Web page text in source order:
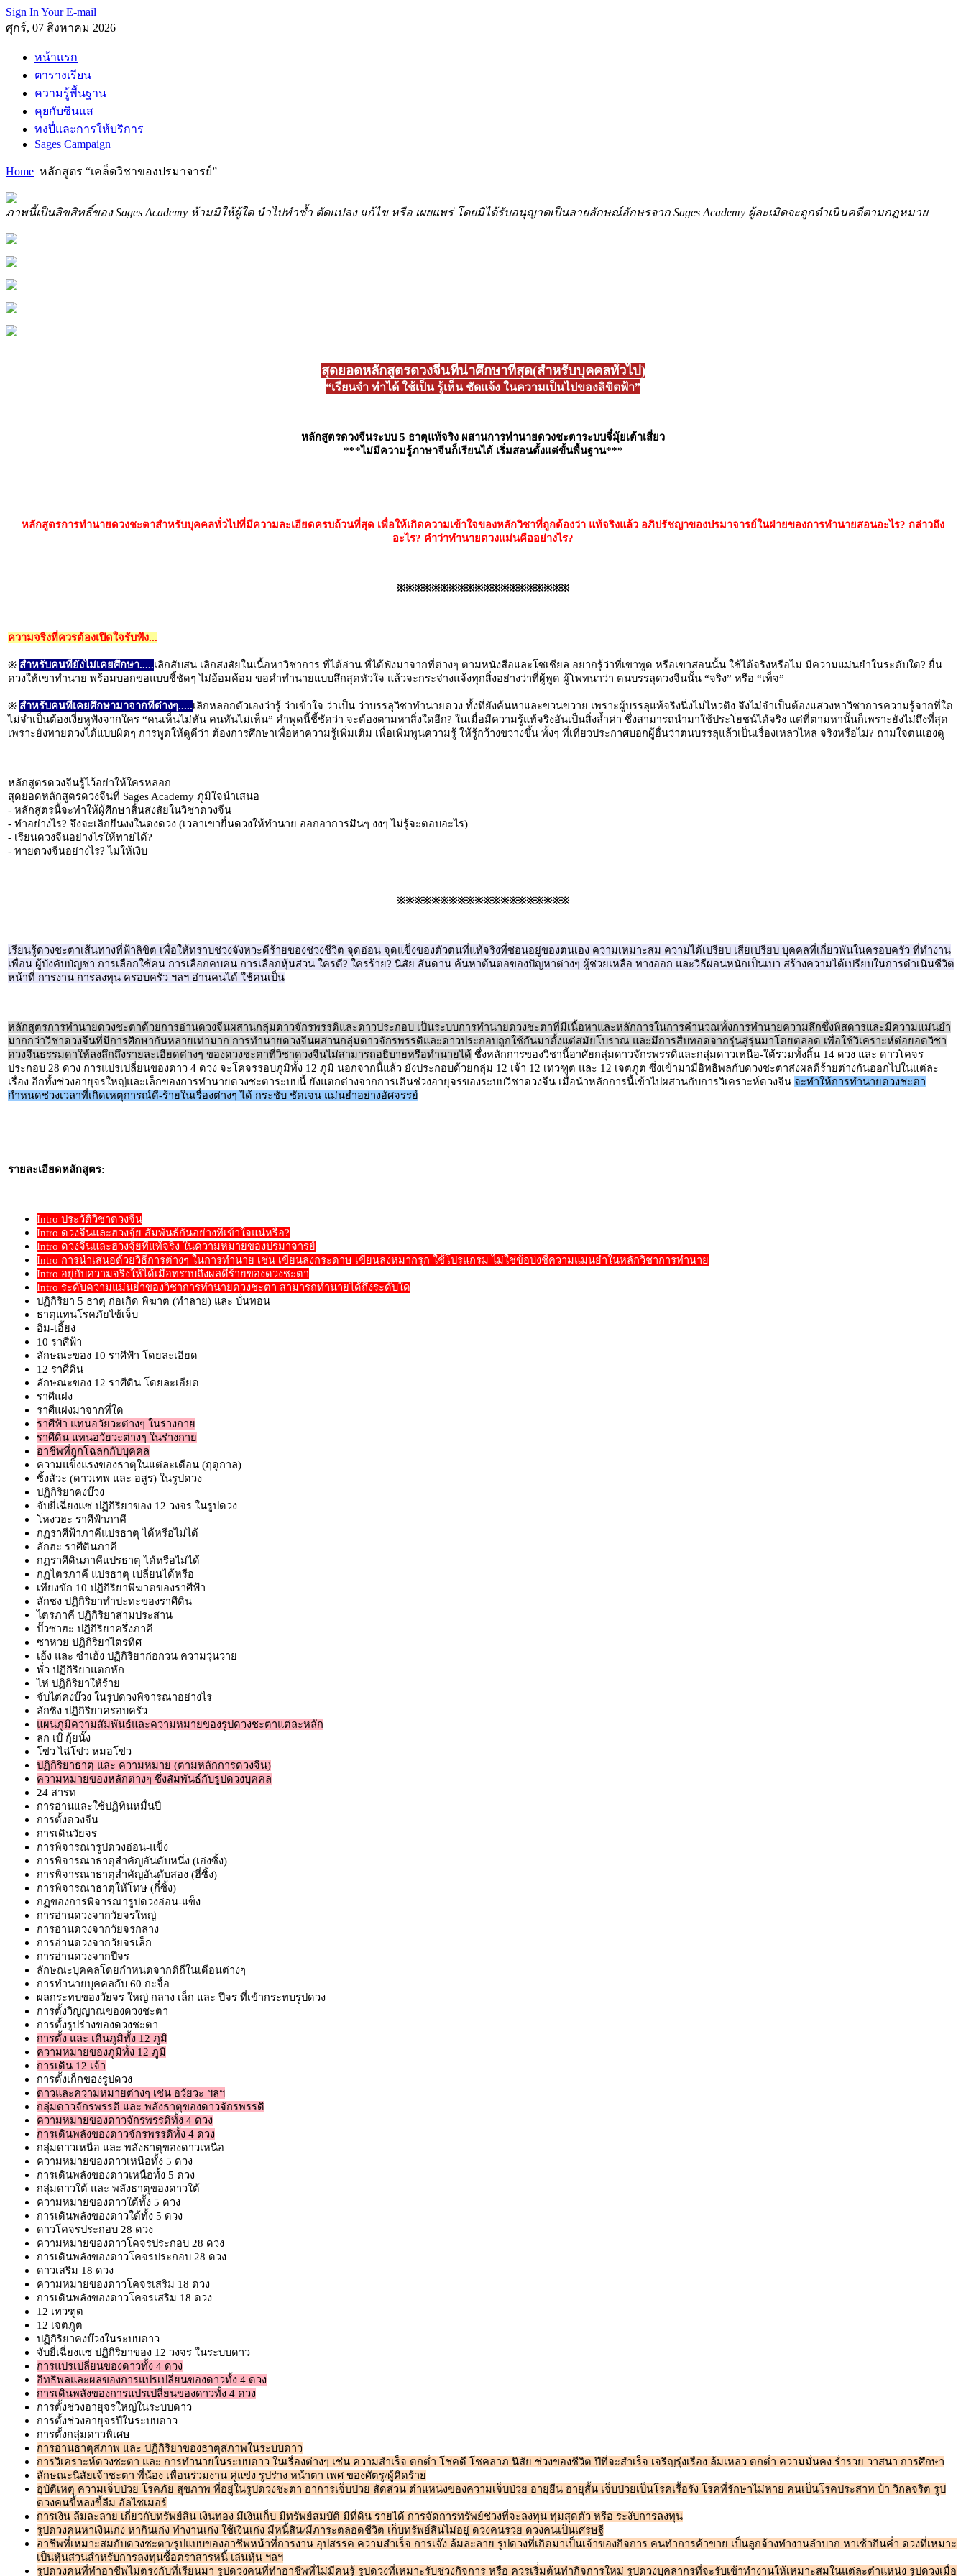
Sign In Your E-mail
ศุกร์, 07 สิงหาคม 2026
หน้าแรก
ตารางเรียน
ความรู้พื้นฐาน
คุยกับซินแส
ทงปี่และการให้บริการ
Sages Campaign
Home หลักสูตร “เคล็ดวิชาของปรมาจารย์”
ภาพนี้เป็นลิขสิทธิ์ของ Sages Academy ห้ามมิให้ผู้ใด นำไปทำซ้ำ ดัดแปลง แก้ไข หรือ เผยแพร่ โดยมิได้รับอนุญาตเป็นลายลักษณ์อักษรจาก Sages Academy ผู้ละเมิดจะถูกดำเนินคดีตามกฎหมาย
สุดยอดหลักสูตรดวงจีนที่น่าศึกษาที่สุด(สำหรับบุคคลทั่วไป)
“เรียนจำ ทำได้ ใช้เป็น รู้เห็น ชัดแจ้ง ในความเป็นไปของลิขิตฟ้า”
หลักสูตรดวงจีนระบบ 5 ธาตุแท้จริง ผสานการทำนายดวงชะตาระบบจี๋มุ้ยเต้าเสี่ยว
***ไม่มีความรู้ภาษาจีนก็เรียนได้ เริ่มสอนตั้งแต่ขั้นพื้นฐาน***
หลักสูตรการทำนายดวงชะตาสำหรับบุคคลทั่วไปที่มีความละเอียดครบถ้วนที่สุด เพื่อให้เกิดความเข้าใจของหลักวิชาที่ถูกต้องว่า แท้จริงแล้ว อภิปรัชญาของปรมาจารย์ในฝ่ายของการทำนายสอนอะไร? กล่าวถึง
อะไร? คำว่าทำนายดวงแม่นคืออย่างไร?
※※※※※※※※※※※※※※※※※※※※
ความจริงที่ควรต้องเปิดใจรับฟัง...
※ สำหรับคนที่ยังไม่เคยศึกษา.....เลิกสับสน เลิกสงสัยในเนื้อหาวิชาการ ที่ได้อ่าน ที่ได้ฟังมาจากที่ต่างๆ ตามหนังสือและโซเชียล อยากรู้ว่าที่เขาพูด หรือเขาสอนนั้น ใช้ได้จริงหรือไม่ มีความแม่นยำในระดับใด? ยื่น
ดวงให้เขาทำนาย พร้อมบอกขอแบบชี้ชัดๆ ไม่อ้อมค้อม ขอคำทำนายแบบลึกสุดหัวใจ แล้วจะกระจ่างแจ้งทุกสิ่งอย่างว่าที่ผู้พูด ผู้โพทนาว่า ตนบรรลุดวงจีนนั้น “จริง” หรือ “เท็จ”
※ สำหรับคนที่เคยศึกษามาจากที่ต่างๆ.....เลิกหลอกตัวเองว่ารู้ ว่าเข้าใจ ว่าเป็น ว่าบรรลุวิชาทำนายดวง ทั้งที่ยังค้นหาและขวนขวาย เพราะผู้บรรลุแท้จริงนิ่งไม่ไหวติง จึงไม่จำเป็นต้องแสวงหาวิชาการความรู้จากที่ใด
ไม่จำเป็นต้องเงี่ยหูฟังจากใคร “คนเห็นไม่หัน คนหันไม่เห็น” คำพูดนี้ชี้ชัดว่า จะต้องตามหาสิ่งใดอีก? ในเมื่อมีความรู้แท้จริงอันเป็นสิ่งล้ำค่า ซึ่งสามารถนำมาใช้ประโยชน์ได้จริง แต่ที่ตามหานั้นก็เพราะยังไม่ถึงที่สุด
เพราะยังทายดวงได้แบบผิดๆ การพูดให้ดูดีว่า ต้องการศึกษาเพื่อหาความรู้เพิ่มเติม เพื่อเพิ่มพูนความรู้ ให้รู้กว้างขวางขึ้น ทั้งๆ ที่เที่ยวประกาศบอกผู้อื่นว่าตนบรรลุแล้วเป็นเรื่องเหลวไหล จริงหรือไม่? ถามใจตนเองดู
หลักสูตรดวงจีนรู้ไว้อย่าให้ใครหลอก
สุดยอดหลักสูตรดวงจีนที่ Sages Academy ภูมิใจนำเสนอ
- หลักสูตรนี้จะทำให้ผู้ศึกษาสิ้นสงสัยในวิชาดวงจีน
- ทำอย่างไร? จึงจะเลิกยืนงงในดงดวง (เวลาเขายื่นดวงให้ทำนาย ออกอาการมึนๆ งงๆ ไม่รู้จะตอบอะไร)
- เรียนดวงจีนอย่างไรให้ทายได้?
- ทายดวงจีนอย่างไร? ไม่ให้เงิบ
※※※※※※※※※※※※※※※※※※※※
เรียนรู้ดวงชะตาเส้นทางที่ฟ้าลิขิต เพื่อให้ทราบช่วงจังหวะดีร้ายของช่วงชีวิต จุดอ่อน จุดแข็งของตัวตนที่แท้จริงที่ซ่อนอยู่ของตนเอง ความเหมาะสม ความได้เปรียบ เสียเปรียบ บุคคลที่เกี่ยวพันในครอบครัว ที่ทำงาน
เพื่อน ผู้บังคับบัญชา การเลือกใช้คน การเลือกคบคน การเลือกหุ้นส่วน ใครดี? ใครร้าย? นิสัย สันดาน ค้นหาต้นตอของปัญหาต่างๆ ผู้ช่วยเหลือ ทางออก และวิธีผ่อนหนักเป็นเบา สร้างความได้เปรียบในการดำเนินชีวิต
หน้าที่ การงาน การลงทุน ครอบครัว ฯลฯ อ่านคนได้ ใช้คนเป็น
หลักสูตรการทำนายดวงชะตาด้วยการอ่านดวงจีนผสานกลุ่มดาวจักรพรรดิและดาวประกอบ เป็นระบบการทำนายดวงชะตาที่มีเนื้อหาและหลักการในการคำนวณทั้งการทำนายความลึกซึ้งพิสดารและมีความแม่นยำ
มากกว่าวิชาดวงจีนที่มีการศึกษากันหลายเท่ามาก การทำนายดวงจีนผสานกลุ่มดาวจักรพรรดิและดาวประกอบถูกใช้กันมาตั้งแต่สมัยโบราณ และมีการสืบทอดจากรุ่นสู่รุ่นมาโดยตลอด เพื่อใช้วิเคราะห์ต่อยอดวิชา
ดวงจีนธรรมดาให้ลงลึกถึงรายละเอียดต่างๆ ของดวงชะตาที่วิชาดวงจีนไม่สามารถอธิบายหรือทำนายได้ ซึ่งหลักการของวิชานี้อาศัยกลุ่มดาวจักรพรรดิและกลุ่มดาวเหนือ-ใต้รวมทั้งสิ้น 14 ดวง และ ดาวโคจร
ประกอบ 28 ดวง การแปรเปลี่ยนของดาว 4 ดวง จะโคจรรอบภูมิทั้ง 12 ภูมิ นอกจากนี้แล้ว ยังประกอบด้วยกลุ่ม 12 เจ้า 12 เทวฑูต และ 12 เจตภูต ซึ่งเข้ามามีอิทธิพลกับดวงชะตาส่งผลดีร้ายต่างกันออกไปในแต่ละ
เรื่อง อีกทั้งช่วงอายุจรใหญ่และเล็กของการทำนายดวงชะตาระบบนี้ ยังแตกต่างจากการเดินช่วงอายุจรของระบบวิชาดวงจีน เมื่อนำหลักการนี้เข้าไปผสานกับการวิเคราะห์ดวงจีน จะทำให้การทำนายดวงชะตา
กำหนดช่วงเวลาที่เกิดเหตุการณ์ดี-ร้ายในเรื่องต่างๆ ได้ กระชับ ชัดเจน แม่นยำอย่างอัศจรรย์
รายละเอียดหลักสูตร:
Intro ประวัติวิชาดวงจีน
Intro ดวงจีนและฮวงจุ้ย สัมพันธ์กันอย่างที่เข้าใจแน่หรือ?
Intro ดวงจีนและฮวงจุ้ยที่แท้จริง ในความหมายของปรมาจารย์
Intro การนำเสนอด้วยวิธีการต่างๆ ในการทำนาย เช่น เขียนลงกระดาษ เขียนลงหมากรุก ใช้โปรแกรม ไม่ใช่ข้อบ่งชี้ความแม่นยำในหลักวิชาการทำนาย
Intro อยู่กับความจริงให้ได้เมื่อทราบถึงผลดีร้ายของดวงชะตา
Intro ระดับความแม่นยำของวิชาการทำนายดวงชะตา สามารถทำนายได้ถึงระดับใด
ปฏิกิริยา 5 ธาตุ ก่อเกิด พิฆาต (ทำลาย) และ บั่นทอน
ธาตุแทนโรคภัยไข้เจ็บ
อิม-เอี้ยง
10 ราศีฟ้า
ลักษณะของ 10 ราศีฟ้า โดยละเอียด
12 ราศีดิน
ลักษณะของ 12 ราศีดิน โดยละเอียด
ราศีแฝง
ราศีแฝงมาจากที่ใด
ราศีฟ้า แทนอวัยวะต่างๆ ในร่างกาย
ราศีดิน แทนอวัยวะต่างๆ ในร่างกาย
อาชีพที่ถูกโฉลกกับบุคคล
ความแข็งแรงของธาตุในแต่ละเดือน (ฤดูกาล)
ซิ้งสัวะ (ดาวเทพ และ อสูร) ในรูปดวง
ปฏิกิริยาคงบ๊วง
จับยี่เฉี่ยงแซ ปฏิกิริยาของ 12 วงจร ในรูปดวง
โหงวฮะ ราศีฟ้าภาคี
กฏราศีฟ้าภาคีแปรธาตุ ได้หรือไม่ได้
ลักฮะ ราศีดินภาคี
กฏราศีดินภาคีแปรธาตุ ได้หรือไม่ได้
กฏไตรภาคี แปรธาตุ เปลี่ยนได้หรือ
เทียงขัก 10 ปฏิกิริยาพิฆาตของราศีฟ้า
ลักชง ปฏิกิริยาทำปะทะของราศีดิน
ไตรภาคี ปฏิกิริยาสามประสาน
ปั๊วซาฮะ ปฏิกิริยาครึ่งภาคี
ซาหวย ปฏิกิริยาไตรทิศ
เฮ้ง และ ซำเฮ้ง ปฏิกิริยาก่อกวน ความวุ่นวาย
พั่ว ปฏิกิริยาแตกหัก
ไห่ ปฏิกิริยาให้ร้าย
จับไต่คงบ๊วง ในรูปดวงพิจารณาอย่างไร
ลักชิง ปฏิกิริยาครอบครัว
แผนภูมิความสัมพันธ์และความหมายของรูปดวงชะตาแต่ละหลัก
ลก เบ๊ กุ้ยนั๊ง
โข่ว ไฉ่โข่ว หมอโข่ว
ปฏิกิริยาธาตุ และ ความหมาย (ตามหลักการดวงจีน)
ความหมายของหลักต่างๆ ซึ่งสัมพันธ์กับรูปดวงบุคคล
24 สารท
การอ่านและใช้ปฏิทินหมื่นปี
การตั้งดวงจีน
การเดินวัยจร
การพิจารณารูปดวงอ่อน-แข็ง
การพิจารณาธาตุสำคัญอันดับหนึ่ง (เอ่งซิ้ง)
การพิจารณาธาตุสำคัญอันดับสอง (ฮี่ซิ้ง)
การพิจารณาธาตุให้โทษ (กี๋ซิ้ง)
กฏของการพิจารณารูปดวงอ่อน-แข็ง
การอ่านดวงจากวัยจรใหญ่
การอ่านดวงจากวัยจรกลาง
การอ่านดวงจากวัยจรเล็ก
การอ่านดวงจากปีจร
ลักษณะบุคคลโดยกำหนดจากดิถีในเดือนต่างๆ
การทำนายบุคคลกับ 60 กะจื้อ
ผลกระทบของวัยจร ใหญ่ กลาง เล็ก และ ปีจร ที่เข้ากระทบรูปดวง
การตั้งวิญญาณของดวงชะตา
การตั้งรูปร่างของดวงชะตา
การตั้ง และ เดินภูมิทั้ง 12 ภูมิ
ความหมายของภูมิทั้ง 12 ภูมิ
การเดิน 12 เจ้า
การตั้งเก็กของรูปดวง
ดาวและความหมายต่างๆ เช่น อวัยวะ ฯลฯ
กลุ่มดาวจักรพรรดิ และ พลังธาตุของดาวจักรพรรดิ
ความหมายของดาวจักรพรรดิทั้ง 4 ดวง
การเดินพลังของดาวจักรพรรดิทั้ง 4 ดวง
กลุ่มดาวเหนือ และ พลังธาตุของดาวเหนือ
ความหมายของดาวเหนือทั้ง 5 ดวง
การเดินพลังของดาวเหนือทั้ง 5 ดวง
กลุ่มดาวใต้ และ พลังธาตุของดาวใต้
ความหมายของดาวใต้ทั้ง 5 ดวง
การเดินพลังของดาวใต้ทั้ง 5 ดวง
ดาวโคจรประกอบ 28 ดวง
ความหมายของดาวโคจรประกอบ 28 ดวง
การเดินพลังของดาวโคจรประกอบ 28 ดวง
ดาวเสริม 18 ดวง
ความหมายของดาวโคจรเสริม 18 ดวง
การเดินพลังของดาวโคจรเสริม 18 ดวง
12 เทวฑูต
12 เจตภูต
ปฏิกิริยาคงบ๊วงในระบบดาว
จับยี่เฉี่ยงแซ ปฏิกิริยาของ 12 วงจร ในระบบดาว
การแปรเปลี่ยนของดาวทั้ง 4 ดวง
อิทธิพลและผลของการแปรเปลี่ยนของดาวทั้ง 4 ดวง
การเดินพลังของการแปรเปลี่ยนของดาวทั้ง 4 ดวง
การตั้งช่วงอายุจรใหญ่ในระบบดาว
การตั้งช่วงอายุจรปีในระบบดาว
การตั้งกลุ่มดาวพิเศษ
การอ่านธาตุสภาพ และ ปฏิกิริยาของธาตุสภาพในระบบดาว
การวิเคราะห์ดวงชะตา และ การทำนายในระบบดาว ในเรื่องต่างๆ เช่น ความสำเร็จ ตกต่ำ โชคดี โชคลาภ นิสัย ช่วงของชีวิต ปีที่จะสำเร็จ เจริญรุ่งเรือง ล้มเหลว ตกต่ำ ความมั่นคง ร่ำรวย วาสนา การศึกษา
ลักษณะนิสัยเจ้าชะตา พี่น้อง เพื่อนร่วมงาน คู่แข่ง รูปร่าง หน้าตา เพศ ของศัตรู/ผู้คิดร้าย
อุบัติเหตุ ความเจ็บป่วย โรคภัย สุขภาพ ที่อยู่ในรูปดวงชะตา อาการเจ็บป่วย สัดส่วน ตำแหน่งของความเจ็บป่วย อายุยืน อายุสั้น เจ็บป่วยเป็นโรคเรื้อรัง โรคที่รักษาไม่หาย คนเป็นโรคประสาท บ้า วิกลจริต รูป
ดวงคนขี้หลงขี้ลืม อัลไซเมอร์
การเงิน ล้มละลาย เกี่ยวกับทรัพย์สิน เงินทอง มีเงินเก็บ มีทรัพย์สมบัติ มีที่ดิน รายได้ การจัดการทรัพย์ช่วงที่จะลงทุน ทุ่มสุดตัว หรือ ระงับการลงทุน
รูปดวงคนหาเงินเก่ง หากินเก่ง ทำงานเก่ง ใช้เงินเก่ง มีหนี้สิน/มีภาระตลอดชีวิต เก็บทรัพย์สินไม่อยู่ ดวงคนรวย ดวงคนเป็นเศรษฐี
อาชีพที่เหมาะสมกับดวงชะตา/รูปแบบของอาชีพหน้าที่การงาน อุปสรรค ความสำเร็จ การเจ๊ง ล้มละลาย รูปดวงที่เกิดมาเป็นเจ้าของกิจการ คนทำการค้าขาย เป็นลูกจ้างทำงานลำบาก หาเช้ากินค่ำ ดวงที่เหมาะ
เป็นหุ้นส่วนสำหรับการลงทุนซื้อตราสารหนี้ เล่นหุ้น ฯลฯ
รูปดวงคนที่ทำอาชีพไม่ตรงกับที่เรียนมา รูปดวงคนที่ทำอาชีพที่ไม่มีคนรู้ รูปดวงที่เหมาะรับช่วงกิจการ หรือ ควรเริ่่มต้นทำกิจการใหม่ รูปดวงบุคลากรที่จะรับเข้าทำงานให้เหมาะสมในแต่ละตำแหน่ง รูปดวงเมื่อ